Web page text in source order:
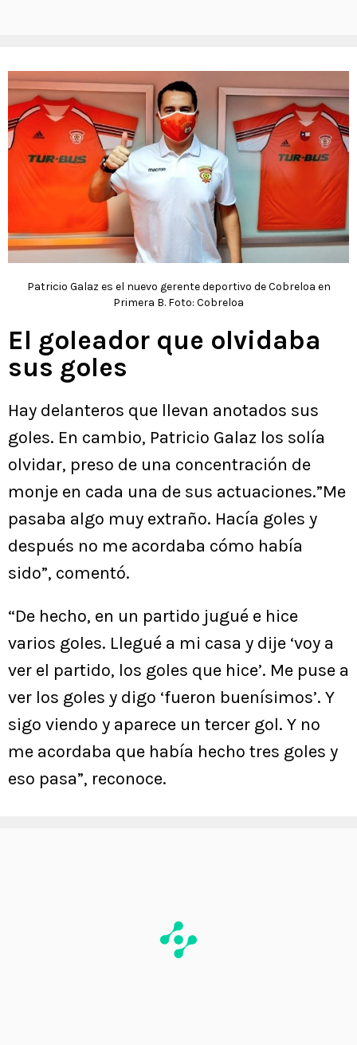
Patricio Galaz es el nuevo gerente deportivo de Cobreloa en
Primera B. Foto: Cobreloa
El goleador que olvidaba
sus goles
Hay delanteros que llevan anotados sus
goles. En cambio, Patricio Galaz los solía
olvidar, preso de una concentración de
monje en cada una de sus actuaciones.”Me
pasaba algo muy extraño. Hacía goles y
después no me acordaba cómo había
sido”, comentó.
“De hecho, en un partido jugué e hice
varios goles. Llegué a mi casa y dije ‘voy a
ver el partido, los goles que hice’. Me puse a
ver los goles y digo ‘fueron buenísimos’. Y
sigo viendo y aparece un tercer gol. Y no
me acordaba que había hecho tres goles y
eso pasa”, reconoce.